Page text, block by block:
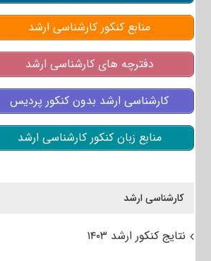
منابع کنکور کارشناسی ارشد
دفترچه های کارشناسی ارشد
کارشناسی ارشد بدون کنکور پردیس
منابع زبان کنکور کارشناسی ارشد
کارشناسی ارشد
نتایج کنکور ارشد ۱۴۰۳